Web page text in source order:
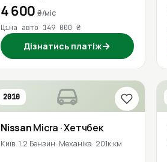
4 600₴/міс
Ціна авто 149 000 ₴
Дізнатись платіж→
2010
NissanMicra · Хетчбек
Київ 1.2 Бензин Механіка 201к км